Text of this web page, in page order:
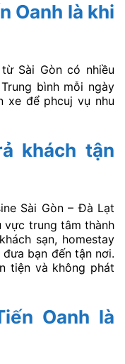
Oanh là khi
Sài Gòn có nhiều
bình mỗi ngày
xe để phcuj vụ nhu
khách tận
Sài Gòn – Đà Lạt
vực trung tâm thành
sạn, homestay
bạn đến tận nơi.
tiện và không phát
Oanh là